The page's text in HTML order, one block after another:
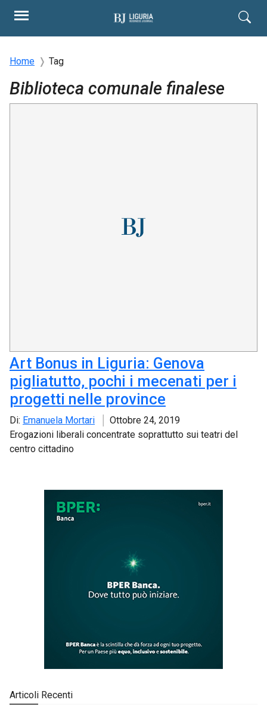
Home Tag
Biblioteca comunale finalese
Art Bonus in Liguria: Genova
pigliatutto, pochi i mecenati per i
progetti nelle province
Di: Emanuela Mortari
Ottobre 24, 2019
Erogazioni liberali concentrate soprattutto sui teatri del
centro cittadino
Articoli Recenti